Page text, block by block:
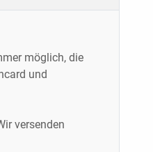
möglich, die
und
versenden